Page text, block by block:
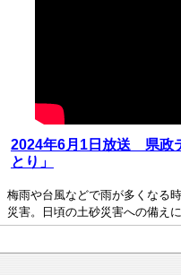
2024年6月1日放送 県政
とり」
梅雨や台風などで雨が多くなる
災害。日頃の土砂災害への備え